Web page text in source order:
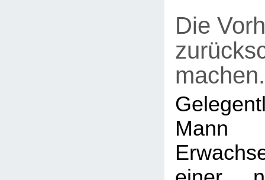
Die
machen.